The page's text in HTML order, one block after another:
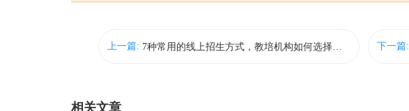
上一篇: 7种常用的线上招生方式，教培机构如何选择和运用？ 下一篇:
相关文章